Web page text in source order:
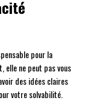
pour la
elle ne peut pas vous
des idées claires
votre solvabilité.